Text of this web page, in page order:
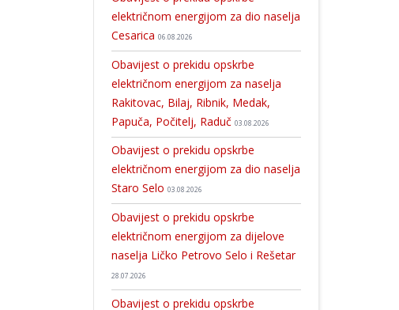
električnom energijom za dio naselja
Cesarica 06.08.2026
Obavijest o prekidu opskrbe
električnom energijom za naselja
Rakitovac, Bilaj, Ribnik, Medak,
Papuča, Počitelj, Raduč 03.08.2026
Obavijest o prekidu opskrbe
električnom energijom za dio naselja
Staro Selo 03.08.2026
Obavijest o prekidu opskrbe
električnom energijom za dijelove
naselja Ličko Petrovo Selo i Rešetar
28.07.2026
Obavijest o prekidu opskrbe